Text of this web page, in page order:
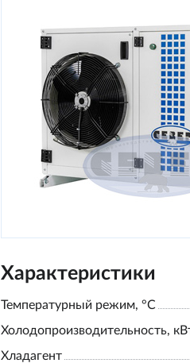
Характеристики
Температурный режим, °С
Холодопроизводительность,
Хладагент